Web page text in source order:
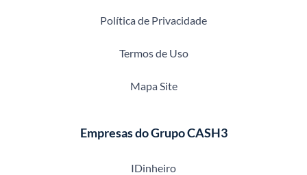
Política de Privacidade
Termos de Uso
Mapa Site
Empresas do Grupo CASH3
IDinheiro